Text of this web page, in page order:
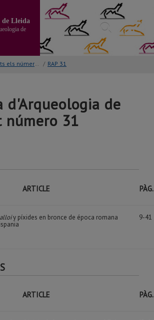
Lleida
de
els números / RAP 31
d'Arqueologia de
número 31
ARTICLE PÀG.
y píxides en bronce de época romana
9-41
ARTICLE PÀG.